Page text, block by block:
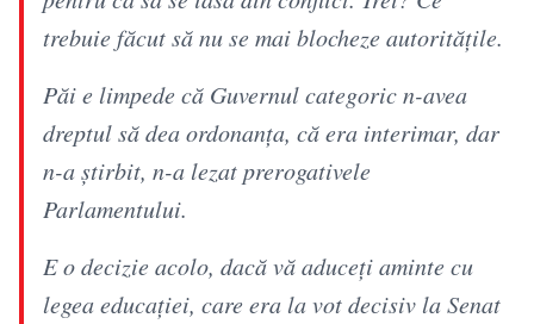
trebuie făcut să nu se mai blocheze autoritățile.
Păi e limpede că Guvernul categoric n-avea
dreptul să dea ordonanța, că era interimar, dar
n-a știrbit, n-a lezat prerogativele
Parlamentului.
E o decizie acolo, dacă vă aduceți aminte cu
legea educației, care era la vot decisiv la Senat